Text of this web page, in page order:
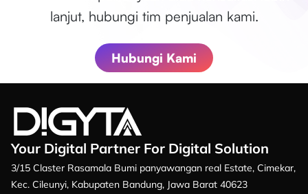
lanjut, hubungi tim penjualan kami.
Hubungi Kami
Your Digital Partner For Digital Solution
3/15 Claster Rasamala Bumi panyawangan real Estate, Cimekar,
Kec. Cileunyi, Kabupaten Bandung, Jawa Barat 40623